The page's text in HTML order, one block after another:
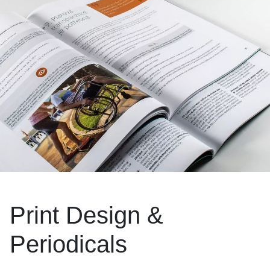
Print Design &
Periodicals